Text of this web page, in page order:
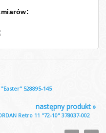
528895-145
»
następny produkt
Retro 11 "72-10" 378037-002